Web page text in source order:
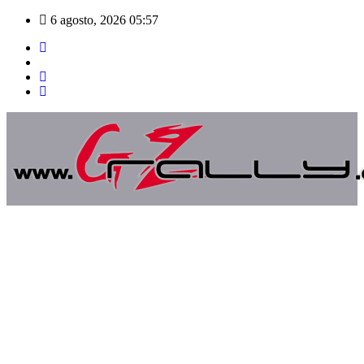
Saltar
contenido
6 agosto, 2026 05:57